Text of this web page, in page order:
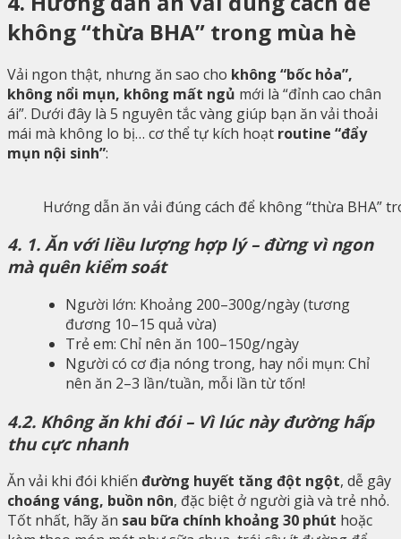
không “thừa BHA” trong mùa hè
Vải ngon thật, nhưng ăn sao cho không “bốc hỏa”,
không nổi mụn, không mất ngủ mới là “đỉnh cao chân
ái”. Dưới đây là 5 nguyên tắc vàng giúp bạn ăn vải thoải
mái mà không lo bị… cơ thể tự kích hoạt routine “đẩy
mụn nội sinh”:
Hướng dẫn ăn vải đúng cách để không “thừa BHA”
4. 1. Ăn với liều lượng hợp lý – đừng vì ngon
mà quên kiểm soát
Người lớn: Khoảng 200–300g/ngày (tương
đương 10–15 quả vừa)
Trẻ em: Chỉ nên ăn 100–150g/ngày
Người có cơ địa nóng trong, hay nổi mụn: Chỉ
nên ăn 2–3 lần/tuần, mỗi lần từ tốn!
4.2. Không ăn khi đói – Vì lúc này đường hấp
thu cực nhanh
Ăn vải khi đói khiến đường huyết tăng đột ngột, dễ gây
choáng váng, buồn nôn, đặc biệt ở người già và trẻ nhỏ.
Tốt nhất, hãy ăn sau bữa chính khoảng 30 phút hoặc